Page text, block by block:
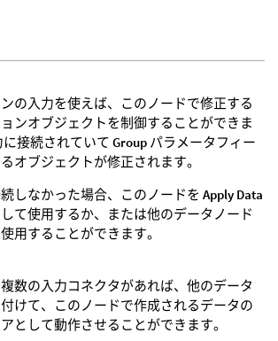
の入力を使えば、このノードで修正する
ンオブジェクトを制御することができま
接続されていて Group パラメータフィー
オブジェクトが修正されます。
しなかった場合、このノードを Apply Data
て使用するか、または他のデータノード
用することができます。
数の入力コネクタがあれば、他のデータ
けて、このノードで作成されるデータの
として動作させることができます。